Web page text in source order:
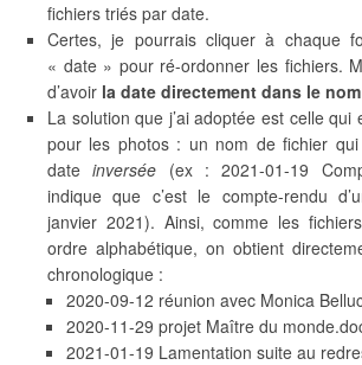
fichiers triés par date.
Certes, je pourrais cliquer à chaque
« date » pour ré-ordonner les fichiers.
d’avoir la date directement dans le
La solution que j’ai adoptée est celle qui
pour les photos : un nom de fichier
dateinversée (ex : 2021-01-19
indique que c’est le compte-rendu
janvier 2021). Ainsi, comme les
ordre alphabétique, on obtient
chronologique :
2020-09-12 réunion avec Monica
2020-11-29 projet Maître du
2021-01-19 Lamentation suite au